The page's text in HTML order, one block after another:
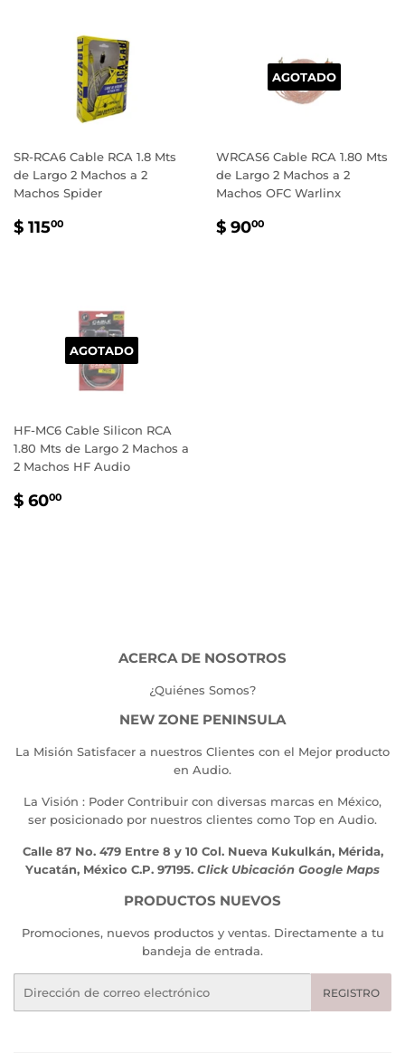
SR-RCA6 Cable RCA 1.8 Mts
de Largo 2 Machos a 2
Machos Spider
PRECIO
$ 11500
AGOTADO
WRCAS6 Cable RCA 1.80 Mts
de Largo 2 Machos a 2
Machos OFC Warlinx
PRECIO
$ 9000
AGOTADO
HF-MC6 Cable Silicon RCA
1.80 Mts de Largo 2 Machos a
2 Machos HF Audio
PRECIO
$ 6000
ACERCA DE NOSOTROS
¿Quiénes Somos?
NEW ZONE PENINSULA
La Misión Satisfacer a nuestros Clientes con el Mejor producto
en Audio.
La Visión : Poder Contribuir con diversas marcas en México,
ser posicionado por nuestros clientes como Top en Audio.
Calle 87 No. 479 Entre 8 y 10 Col. Nueva Kukulkán, Mérida,
Yucatán, México C.P. 97195. Click Ubicación Google Maps
PRODUCTOS NUEVOS
Promociones, nuevos productos y ventas. Directamente a tu
bandeja de entrada.
REGISTRO